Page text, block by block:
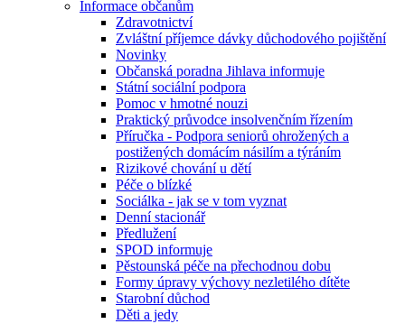
Informace občanům
Zdravotnictví
Zvláštní příjemce dávky důchodového pojištění
Novinky
Občanská poradna Jihlava informuje
Státní sociální podpora
Pomoc v hmotné nouzi
Praktický průvodce insolvenčním řízením
Příručka - Podpora seniorů ohrožených a
postižených domácím násilím a týráním
Rizikové chování u dětí
Péče o blízké
Sociálka - jak se v tom vyznat
Denní stacionář
Předlužení
SPOD informuje
Pěstounská péče na přechodnou dobu
Formy úpravy výchovy nezletilého dítěte
Starobní důchod
Děti a jedy